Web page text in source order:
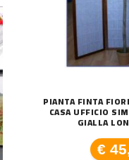
2PZ LAMPADA A LED ENERGIA
PIANTA FINTA
CASA UFFICIO
GIALLA
€